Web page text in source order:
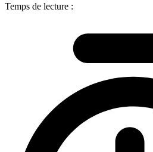
Temps de lecture :